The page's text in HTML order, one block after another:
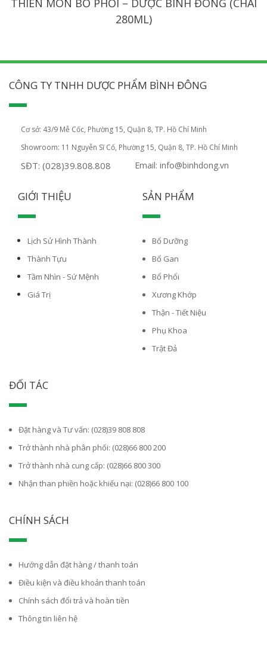
THIÊN MÔN BỔ PHỔI – DƯỢC BÌNH ĐÔNG (CHAI
280ML)
CÔNG TY TNHH DƯỢC PHẨM BÌNH ĐÔNG
Cơ sở: 43/9 Mễ Cốc, Phường 15, Quận 8, TP. Hồ Chí Minh
Showroom: 11 Nguyễn Sĩ Cố, Phường 15, Quận 8, TP. Hồ Chí Minh
SĐT: (028)39.808.808 Email: info@binhdong.vn
GIỚI THIỆU
Lịch Sử Hình Thành
Thành Tựu
Tầm Nhìn - Sứ Mệnh
Giá Trị
SẢN PHẨM
Bổ Dưỡng
Bổ Gan
Bổ Phổi
Xương Khớp
Thận - Tiết Niệu
Phụ Khoa
Trật Đả
ĐỐI TÁC
Đặt hàng và Tư vấn: (028)39 808 808
Trở thành nhà phân phối: (028)66 800 200
Trở thành nhà cung cấp: (028)66 800 300
Nhận than phiền hoặc khiếu nại: (028)66 800 100
CHÍNH SÁCH
Hướng dẫn đặt hàng / thanh toán
Điều kiện và điều khoản thanh toán
Chính sách đổi trả và hoàn tiền
Thông tin liên hệ